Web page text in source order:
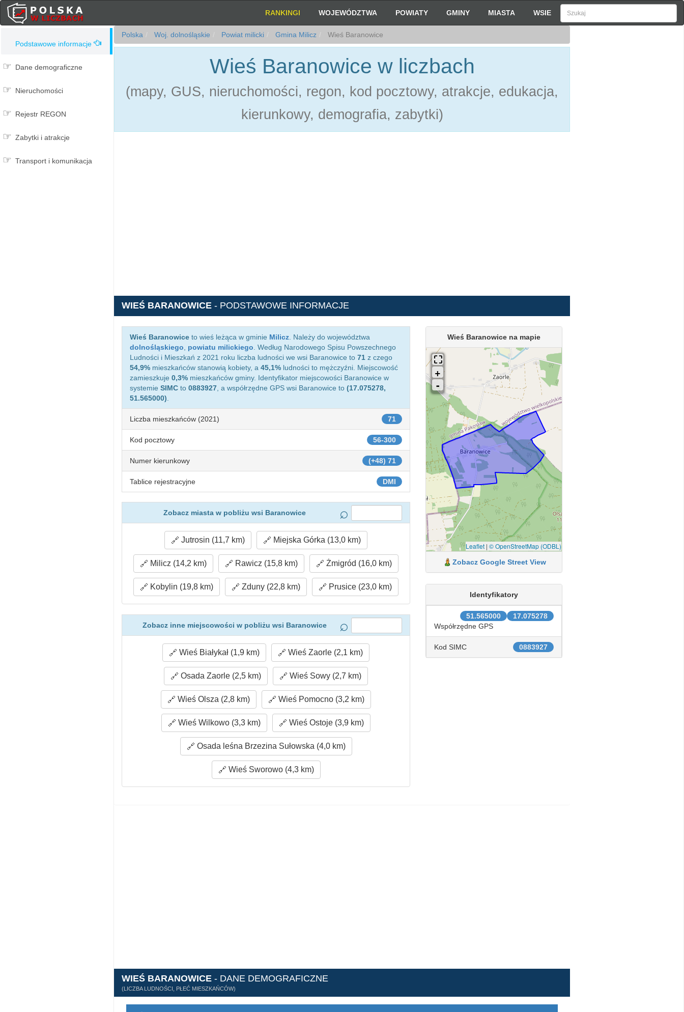
RANKINGI WOJEWÓDZTWA POWIATY GMINY MIASTA WSIE
Podstawowe informacje
Dane demograficzne
Nieruchomości
Rejestr REGON
Zabytki i atrakcje
Transport i komunikacja
Polska Woj. dolnośląskie Powiat milicki Gmina Milicz Wieś Baranowice
Wieś Baranowice w liczbach
(mapy, GUS, nieruchomości, regon, kod pocztowy, atrakcje, edukacja,
kierunkowy, demografia, zabytki)
WIEŚ BARANOWICE - PODSTAWOWE INFORMACJE
Wieś Baranowice to wieś leżąca w gminie Milicz . Należy do województwa
dolnośląskiego
powiatu milickiego . Według Narodowego Spisu Powszechnego
Ludności i Mieszkań z 2021 roku liczba ludności we wsi Baranowice to 71 z czego
54,9% mieszkańców stanowią kobiety, a 45,1% ludności to mężczyźni. Miejscowość
zamieszkuje 0,3% mieszkańców gminy. Identyfikator miejscowości Baranowice w
systemie SIMC to 0883927 , a współrzędne GPS wsi Baranowice to (17.075278,
51.565000)
71
Liczba mieszkańców (2021)
56-300
Kod pocztowy
(+48) 71
Numer kierunkowy
DMI
Tablice rejestracyjne
Zobacz miasta w pobliżu wsi Baranowice
Jutrosin (11,7 km) Miejska Górka (13,0 km)
Milicz (14,2 km) Rawicz (15,8 km) Żmigród (16,0 km)
Kobylin (19,8 km) Zduny (22,8 km) Prusice (23,0 km)
Zobacz inne miejscowości w pobliżu wsi Baranowice
Wieś Białykał (1,9 km) Wieś Zaorle (2,1 km)
Osada Zaorle (2,5 km) Wieś Sowy (2,7 km)
Wieś Olsza (2,8 km) Wieś Pomocno (3,2 km)
Wieś Wilkowo (3,3 km) Wieś Ostoje (3,9 km)
Osada leśna Brzezina Sułowska (4,0 km)
Wieś Sworowo (4,3 km)
Wieś Baranowice na mapie
Leaflet| © OpenStreetMap (ODBL)
Zobacz Google Street View
Identyfikatory
17.075278
51.565000
Współrzędne GPS
0883927
Kod SIMC
WIEŚ BARANOWICE - DANE DEMOGRAFICZNE
(LICZBA LUDNOŚCI, PŁEĆ MIESZKAŃCÓW)